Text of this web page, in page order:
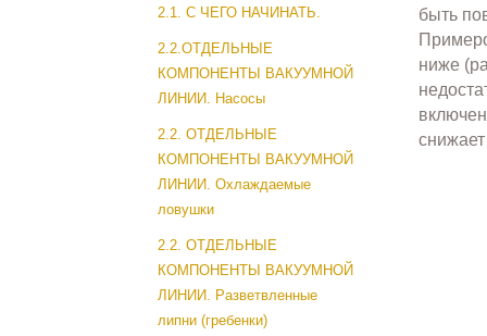
быть
ниже
2.1. С ЧЕГО НАЧИНАТЬ.
2.2.ОТДЕЛЬНЫЕ
КОМПОНЕНТЫ ВАКУУМНОЙ
ЛИНИИ. Насосы
2.2. ОТДЕЛЬНЫЕ
КОМПОНЕНТЫ ВАКУУМНОЙ
ЛИНИИ. Охлаждаемые
ловушки
2.2. ОТДЕЛЬНЫЕ
КОМПОНЕНТЫ ВАКУУМНОЙ
ЛИНИИ. Разветвленные
липни (гребенки)